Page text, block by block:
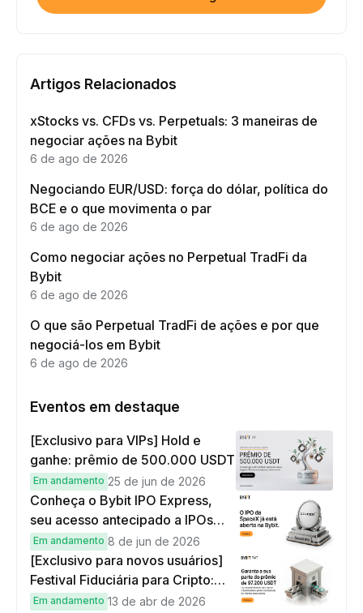
Artigos Relacionados
xStocks vs. CFDs vs. Perpetuals: 3 maneiras de
negociar ações na Bybit
6 de ago de 2026
Negociando EUR/USD: força do dólar, política do
BCE e o que movimenta o par
6 de ago de 2026
Como negociar ações no Perpetual TradFi da
Bybit
6 de ago de 2026
O que são Perpetual TradFi de ações e por que
negociá-los em Bybit
6 de ago de 2026
Eventos em destaque
[Exclusivo para VIPs] Hold e
ganhe: prêmio de 500.000 USDT
Em andamento 25 de jun de 2026
Conheça o Bybit IPO Express,
seu acesso antecipado a IPOs
globais
Em andamento 8 de jun de 2026
[Exclusivo para novos usuários]
Festival Fiduciária para Cripto:
complete tarefas simples e
Em andamento 13 de abr de 2026